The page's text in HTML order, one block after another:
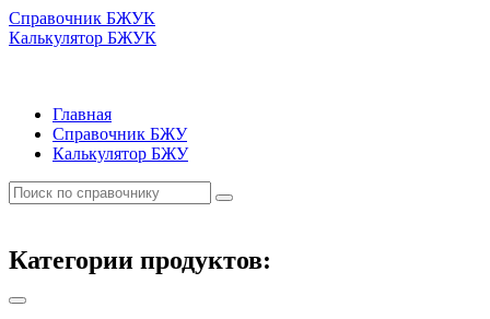
Справочник БЖУК
Калькулятор БЖУК
Главная
Справочник БЖУ
Калькулятор БЖУ
Категории продуктов: